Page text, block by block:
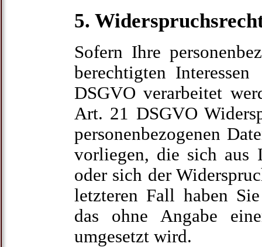
5.
Sofern Ihre
berechtigten
DSGVO verarbeitet
Art. 21 DSGVO
personenbezogenen
vorliegen, die sich aus
oder sich der
letzteren Fall haben
das ohne Angabe
umgesetzt wird.